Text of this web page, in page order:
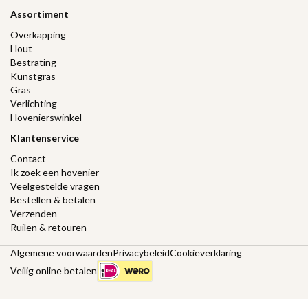
Assortiment
Overkapping
Hout
Bestrating
Kunstgras
Gras
Verlichting
Hovenierswinkel
Klantenservice
Contact
Ik zoek een hovenier
Veelgestelde vragen
Bestellen & betalen
Verzenden
Ruilen & retouren
Algemene voorwaardenPrivacybeleidCookieverklaring
Veilig online betalen